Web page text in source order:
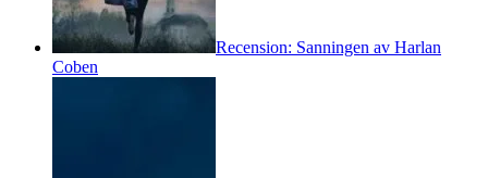
Recension: Sanningen av Harlan
Coben